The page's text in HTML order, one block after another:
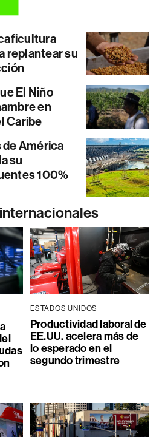
replantear su
El Niño
en
Caribe
de América
su
100%
ESTADOS UNIDOS
Productividad laboral de
EE.UU. acelera más de
lo esperado en el
segundo trimestre